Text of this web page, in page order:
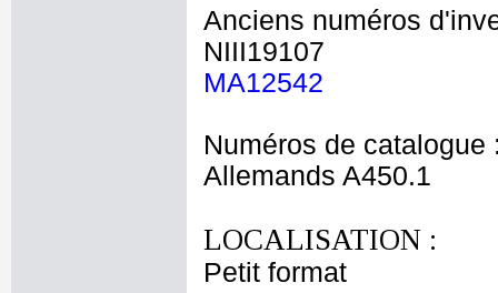
Anciens numéros
NIII19107
MA12542
Numéros de catalogue
Allemands A450.1
LOCALISATION :
Petit format